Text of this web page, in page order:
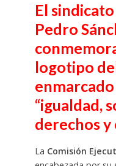
El
Pedro
logotipo
“igualdad,
derechos y
La Comisión